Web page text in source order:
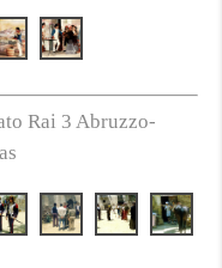
Rai 3 Abruzzo-